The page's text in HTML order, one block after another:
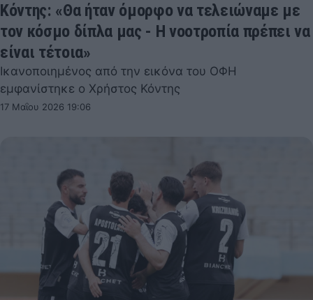
Κόντης: «Θα ήταν όμορφο να τελειώναμε με
τον κόσμο δίπλα μας - Η νοοτροπία πρέπει να
είναι τέτοια»
Ικανοποιημένος από την εικόνα του ΟΦΗ
εμφανίστηκε ο Χρήστος Κόντης
17 Μαΐου 2026 19:06